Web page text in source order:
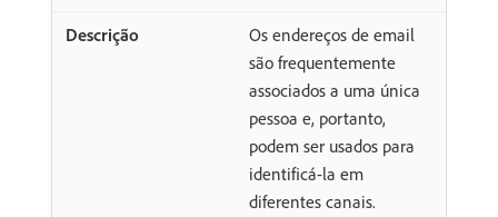
Os endereços de email
são frequentemente
associados a uma única
pessoa e, portanto,
podem ser usados para
identificá-la em
diferentes canais.